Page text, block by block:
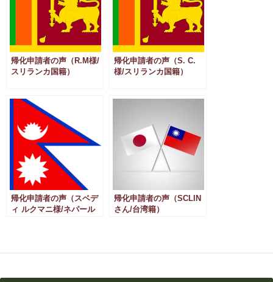
帰化申請者の声（R.M様/
スリランカ国籍）
帰化申請者の声（S. C.
様/スリランカ国籍）
帰化申請者の声（スベデ
ィ ルクマニ様/ネパール
帰化申請者の声（SCLIN
さん/台湾籍）